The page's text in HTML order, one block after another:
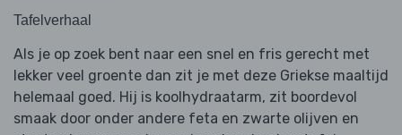
Tafelverhaal
Als je op zoek bent naar een snel en fris gerecht met
lekker veel groente dan zit je met deze Griekse maaltijd
helemaal goed. Hij is koolhydraatarm, zit boordevol
smaak door onder andere feta en zwarte olijven en